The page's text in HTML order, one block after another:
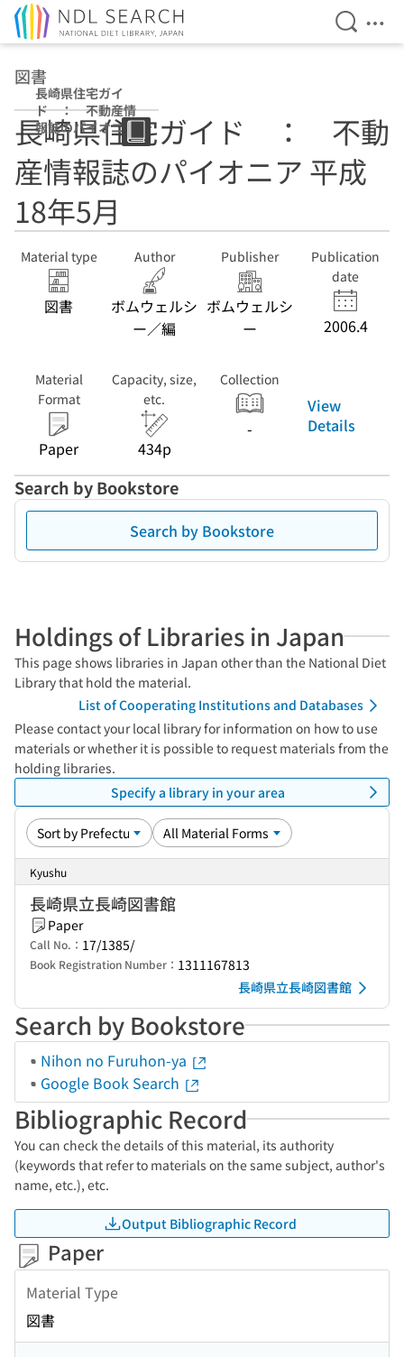
Open
図書
長崎県住宅ガイ
ド ： 不動産情
報誌のパイオニア
平成18年5月
長崎県住宅ガイド ： 不動
産情報誌のパイオニア 平成
18年5月
Material type
図書
Author
ボムウェルシ
ー／編
Publisher
ボムウェルシ
ー
Publication
date
2006.4
Material
Format
Paper
Capacity, size,
etc.
434p
Collection
-
View
Details
Search by Bookstore
Search by Bookstore
Holdings of Libraries in Japan
This page shows libraries in Japan other than the National Diet
Library that hold the material.
List of Cooperating Institutions and Databases
Please contact your local library for information on how to use
materials or whether it is possible to request materials from the
holding libraries.
Specify a library in your area
Kyushu
長崎県立長崎図書館
Paper
Call No.： 17/1385/
Book Registration Number： 1311167813
長崎県立長崎図書館
Search by Bookstore
Nihon no Furuhon-ya
Google Book Search
Bibliographic Record
You can check the details of this material, its authority
(keywords that refer to materials on the same subject, author's
name, etc.), etc.
Output Bibliographic Record
Paper
Material Type
図書